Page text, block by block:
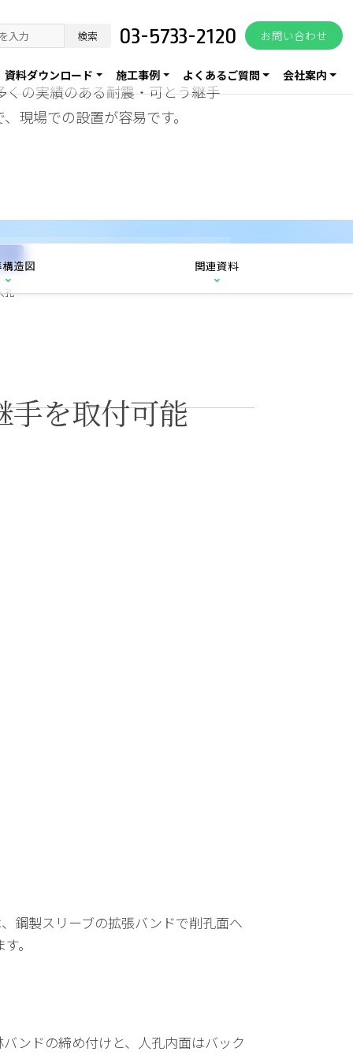
検索 03-5733-2120 お問い合わせ
資料ダウンロード 施工事例 よくあるご質問 会社案内
くの実績のある耐震・可とう継手
現場での設置が容易です。
孔
手を取付可能
造図 関連資料
鋼製スリーブの拡張バンドで削孔面へ
。
ンドの締め付けと、人孔内面はバック